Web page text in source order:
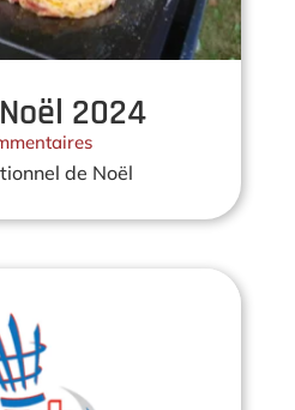
2024
de Noël